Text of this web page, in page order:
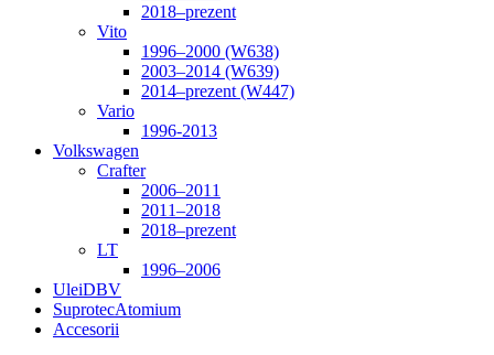
2018–prezent
Vito
1996–2000 (W638)
2003–2014 (W639)
2014–prezent (W447)
Vario
1996-2013
Volkswagen
Crafter
2006–2011
2011–2018
2018–prezent
LT
1996–2006
UleiDBV
SuprotecAtomium
Accesorii